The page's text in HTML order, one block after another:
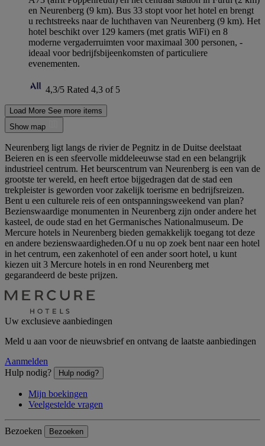
en Neurenberg (9 km). Bus 33 stopt voor het hotel en brengt
u rechtstreeks naar de luchthaven van Neurenberg (9 km). Het
hotel beschikt over 129 kamers (met gratis WiFi) en 8
moderne vergaderruimten voor maximaal 300 personen, -
ideaal voor bedrijfsbijeenkomsten of particuliere
evenementen.
4,3/5 Rated 4,3 of 5
Load More See more items
Show map
Neurenberg ligt langs de rivier de Pegnitz in de Duitse deelstaat
Beieren en is een sfeervolle middeleeuwse stad en een belangrijk
industrieel centrum. Het beurscentrum van Neurenberg is een van de
grootste ter wereld, en heeft ertoe bijgedragen dat de stad een
trekpleister is geworden voor zakelijk toerisme en bedrijfsreizen.
Bent u een culturele reis of een ontspanningsweekend van plan?
Bezienswaardige monumenten in Neurenberg zijn onder andere het
kasteel, de oude stad en het Germanisches Nationalmuseum. De
Mercure hotels in Neurenberg bieden gemakkelijk toegang tot deze
en andere bezienswaardigheden.Of u nu op zoek bent naar een hotel
in het centrum, een zakenhotel of een ander soort hotel, u kunt
kiezen uit 3 Mercure hotels in en rond Neurenberg met
gegarandeerd de beste prijzen.
Uw exclusieve aanbiedingen
Meld u aan voor de nieuwsbrief en ontvang de laatste aanbiedingen
Aanmelden
Hulp nodig?
Hulp nodig?
Mijn boekingen
Veelgestelde vragen
Bezoeken Bezoeken